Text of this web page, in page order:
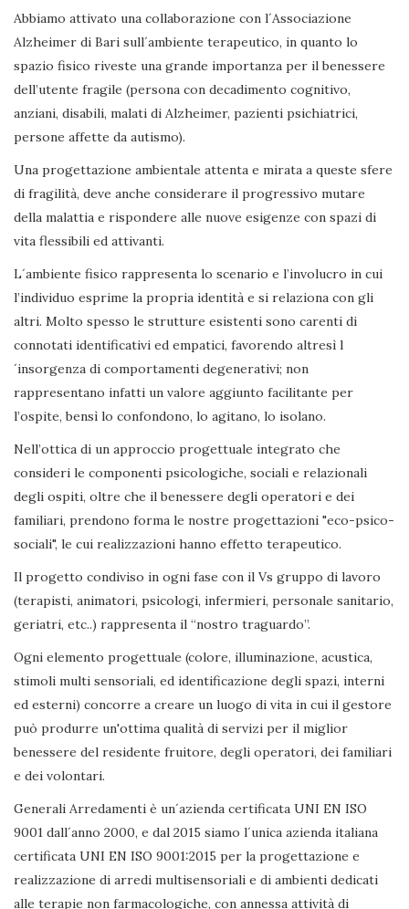
Abbiamo attivato una collaborazione con l´Associazione
Alzheimer di Bari sull´ambiente terapeutico, in quanto lo
spazio fisico riveste una grande importanza per il benessere
dell’utente fragile (persona con decadimento cognitivo,
anziani, disabili, malati di Alzheimer, pazienti psichiatrici,
persone affette da autismo).
Una progettazione ambientale attenta e mirata a queste sfere
di fragilità, deve anche considerare il progressivo mutare
della malattia e rispondere alle nuove esigenze con spazi di
vita flessibili ed attivanti.
L´ambiente fisico rappresenta lo scenario e l’involucro in cui
l’individuo esprime la propria identità e si relaziona con gli
altri. Molto spesso le strutture esistenti sono carenti di
connotati identificativi ed empatici, favorendo altresì l
´insorgenza di comportamenti degenerativi; non
rappresentano infatti un valore aggiunto facilitante per
l’ospite, bensì lo confondono, lo agitano, lo isolano.
Nell’ottica di un approccio progettuale integrato che
consideri le componenti psicologiche, sociali e relazionali
degli ospiti, oltre che il benessere degli operatori e dei
familiari, prendono forma le nostre progettazioni "eco-psico-
sociali", le cui realizzazioni hanno effetto terapeutico.
Il progetto condiviso in ogni fase con il Vs gruppo di lavoro
(terapisti, animatori, psicologi, infermieri, personale sanitario,
geriatri, etc..) rappresenta il “nostro traguardo”.
Ogni elemento progettuale (colore, illuminazione, acustica,
stimoli multi sensoriali, ed identificazione degli spazi, interni
ed esterni) concorre a creare un luogo di vita in cui il gestore
può produrre un'ottima qualità di servizi per il miglior
benessere del residente fruitore, degli operatori, dei familiari
e dei volontari.
Generali Arredamenti è un´azienda certificata UNI EN ISO
9001 dall´anno 2000, e dal 2015 siamo l´unica azienda italiana
certificata UNI EN ISO 9001:2015 per la progettazione e
realizzazione di arredi multisensoriali e di ambienti dedicati
alle terapie non farmacologiche, con annessa attività di